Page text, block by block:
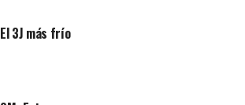
El 3J más frío